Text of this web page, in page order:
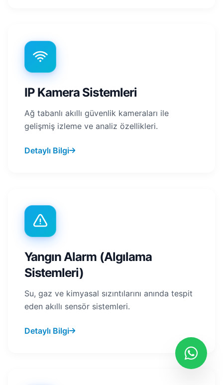
IP Kamera Sistemleri
Ağ tabanlı akıllı güvenlik kameraları ile
gelişmiş izleme ve analiz özellikleri.
Detaylı Bilgi
Yangın Alarm (Algılama
Sistemleri)
Su, gaz ve kimyasal sızıntılarını anında tespit
eden akıllı sensör sistemleri.
Detaylı Bilgi